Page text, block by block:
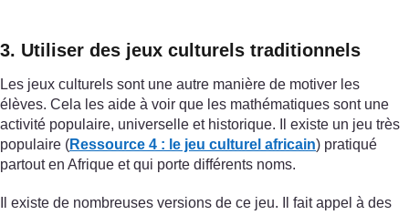
3. Utiliser des jeux culturels traditionnels
Les jeux culturels sont une autre manière de motiver les
élèves. Cela les aide à voir que les mathématiques sont une
activité populaire, universelle et historique. Il existe un jeu très
populaire (Ressource 4 : le jeu culturel africain) pratiqué
partout en Afrique et qui porte différents noms.
Il existe de nombreuses versions de ce jeu. Il fait appel à des